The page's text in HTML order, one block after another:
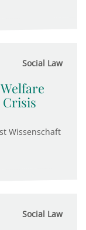
Social Law
Crisis
Wissenschaft
Social Law